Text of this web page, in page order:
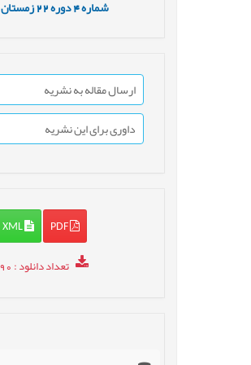
شماره4 دوره زمستان
ارسال مقاله به نشریه
داوری برای این نشریه
PDF
XML
تعداد دانلود: 3690